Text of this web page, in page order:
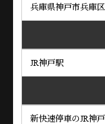
兵庫県神戸市兵庫
JR神戸駅
新快速停車のJR神